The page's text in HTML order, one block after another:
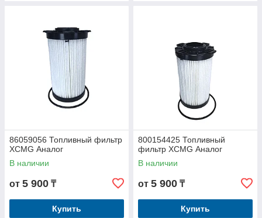
86059056 Топливный фильтр
XCMG Аналог
В наличии
от 5 900 ₸
Купить
800154425 Топливный
фильтр XCMG Аналог
В наличии
от 5 900 ₸
Купить